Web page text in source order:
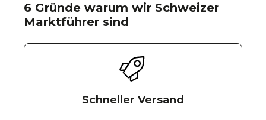
6 Gründe warum wir Schweizer
Marktführer sind
Schneller Versand